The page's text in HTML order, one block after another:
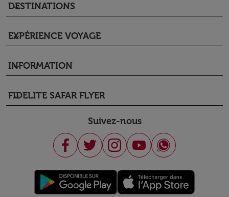
DESTINATIONS
keyboard_arrow_down
EXPÉRIENCE VOYAGE
keyboard_arrow_down
INFORMATION
keyboard_arrow_down
FIDELITE SAFAR FLYER
keyboard_arrow_down
Suivez-nous